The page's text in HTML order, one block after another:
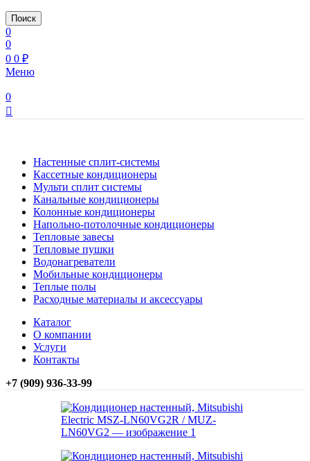
Поиск
0
0
0 0 ₽
Меню
0
Настенные сплит-системы
Кассетные кондиционеры
Мульти сплит системы
Канальные кондиционеры
Колонные кондиционеры
Напольно-потолочные кондиционеры
Тепловые завесы
Тепловые пушки
Водонагреватели
Мобильные кондиционеры
Теплые полы
Расходные материалы и аксессуары
Каталог
О компании
Услуги
Контакты
+7 (909) 936-33-99